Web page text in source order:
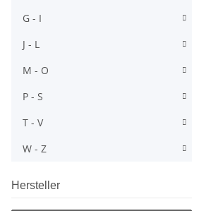
G - I
J - L
M - O
P - S
T - V
W - Z
Hersteller